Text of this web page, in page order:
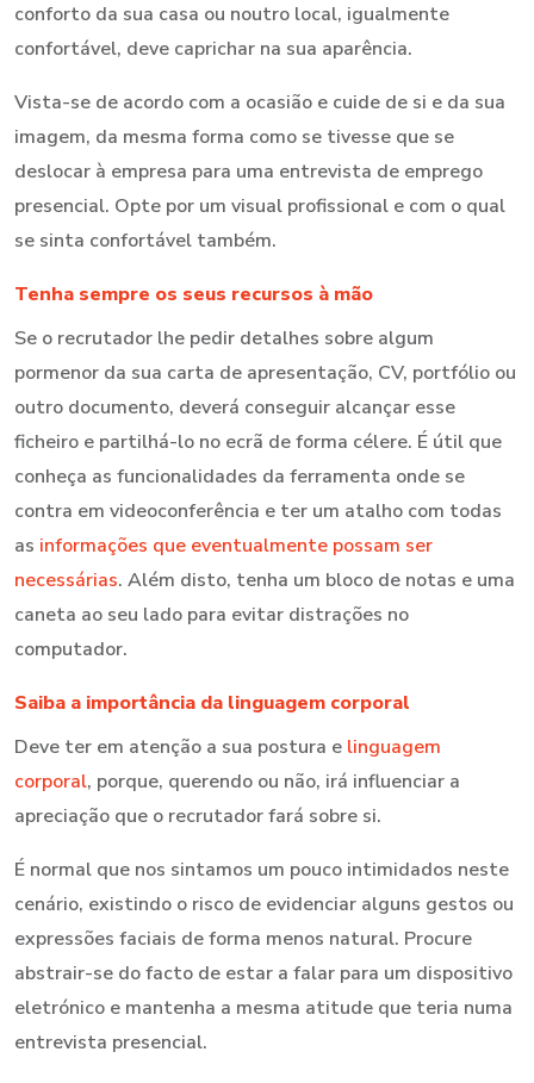
conforto da sua casa ou noutro local, igualmente
confortável, deve caprichar na sua aparência.
Vista-se de acordo com a ocasião e cuide de si e da sua
imagem, da mesma forma como se tivesse que se
deslocar à empresa para uma entrevista de emprego
presencial. Opte por um visual profissional e com o qual
se sinta confortável também.
Tenha sempre os seus recursos à mão
Se o recrutador lhe pedir detalhes sobre algum
pormenor da sua carta de apresentação, CV, portfólio ou
outro documento, deverá conseguir alcançar esse
ficheiro e partilhá-lo no ecrã de forma célere. É útil que
conheça as funcionalidades da ferramenta onde se
contra em videoconferência e ter um atalho com todas
as informações que eventualmente possam ser
necessárias. Além disto, tenha um bloco de notas e uma
caneta ao seu lado para evitar distrações no
computador.
Saiba a importância da linguagem corporal
Deve ter em atenção a sua postura e linguagem
corporal, porque, querendo ou não, irá influenciar a
apreciação que o recrutador fará sobre si.
É normal que nos sintamos um pouco intimidados neste
cenário, existindo o risco de evidenciar alguns gestos ou
expressões faciais de forma menos natural. Procure
abstrair-se do facto de estar a falar para um dispositivo
eletrónico e mantenha a mesma atitude que teria numa
entrevista presencial.